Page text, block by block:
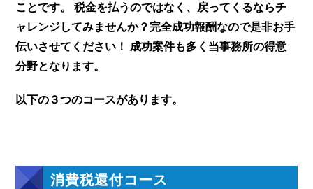
ことです。
税金を払うのではなく、戻ってくるならチ
ャレンジしてみませんか？完全成功報酬なので是非お手
伝いさせてください！ 成功案件も多く当事務所の得意
分野となります。
以下の３つのコースがあります。
消費税還付コース